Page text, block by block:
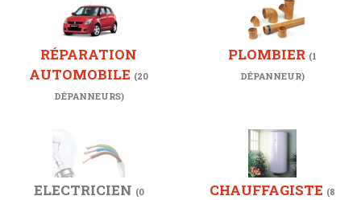
RÉPARATION
AUTOMOBILE (20
DÉPANNEURS)
PLOMBIER (1
DÉPANNEUR)
ELECTRICIEN (0
CHAUFFAGISTE (8